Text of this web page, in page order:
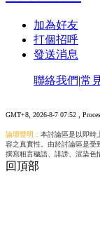
加為好友
打個招呼
發送消息
聯絡我們|常
GMT+8, 2026-8-7 07:52 ,
論壇聲明： 本討論區是以即時
容之真實性。由於討論區是受
撰寫粗言穢語、誹謗、渲染色
回頂部